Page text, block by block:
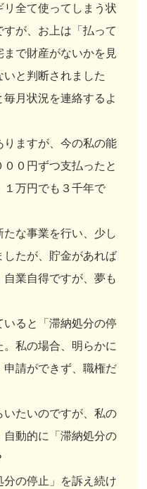
全て使ってしまう状
が、お上は「払って
まで財産がないかを見
と判断されました
月状況を連絡するよ
ますが、今の私の能
０円ずつ支払ったと
１万円でも３千年で
な事業を行い、少し
たが、貯金があれば
業自得ですが、夢も
ると「滞納処分の停
私の場合、明らかに
請ができず、職権だ
たいのですが、私の
動的に「滞納処分の
の停止」を訴え続け